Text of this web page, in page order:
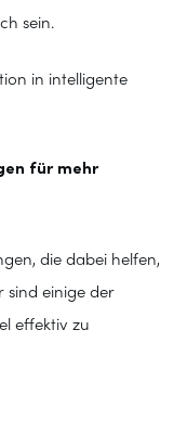
sein.
in intelligente
für mehr
die dabei helfen,
sind einige der
effektiv zu